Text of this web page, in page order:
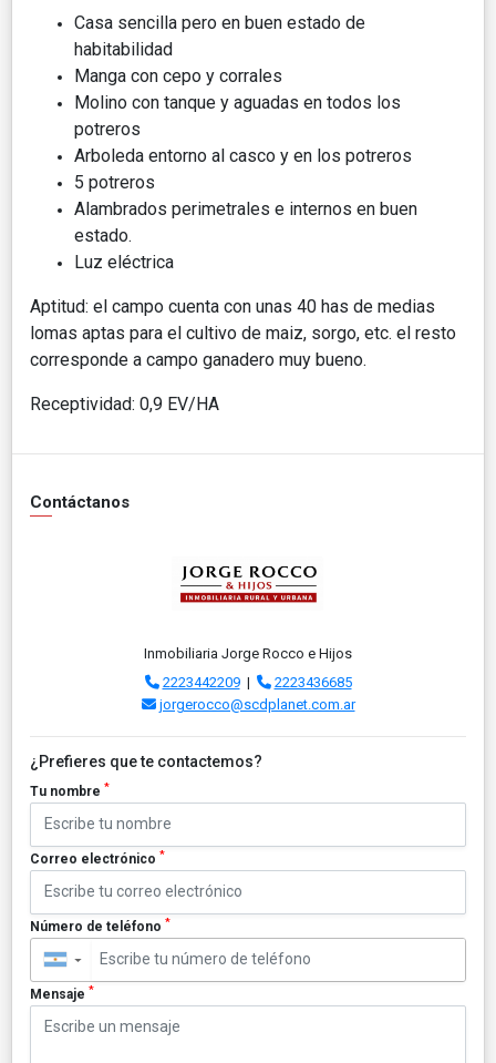
Casa sencilla pero en buen estado de
habitabilidad
Manga con cepo y corrales
Molino con tanque y aguadas en todos los
potreros
Arboleda entorno al casco y en los potreros
5 potreros
Alambrados perimetrales e internos en buen
estado.
Luz eléctrica
Aptitud: el campo cuenta con unas 40 has de medias
lomas aptas para el cultivo de maiz, sorgo, etc. el resto
corresponde a campo ganadero muy bueno.
Receptividad: 0,9 EV/HA
Contáctanos
Inmobiliaria Jorge Rocco e Hijos
2223442209|
2223436685
jorgerocco@scdplanet.com.ar
¿Prefieres que te contactemos?
Tu nombre *
Correo electrónico *
Número de teléfono *
▼
Mensaje *